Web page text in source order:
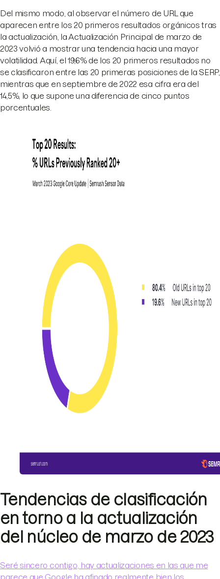
Del mismo modo, al observar el número de URL que
aparecen entre los 20 primeros resultados orgánicos tras
la actualización, la Actualización Principal de marzo de
2023 volvió a mostrar una tendencia hacia una mayor
volatilidad. Aquí, el 19,6% de los 20 primeros resultados no
se clasificaron entre las 20 primeras posiciones de la SERP,
mientras que en septiembre de 2022 esa cifra era del
14,5%, lo que supone una diferencia de cinco puntos
porcentuales.
Tendencias de clasificación
en torno a la actualización
del núcleo de marzo de 2023
Seré sincero contigo, hay actualizaciones en las que me
parece que Google ha afinado realmente bien los